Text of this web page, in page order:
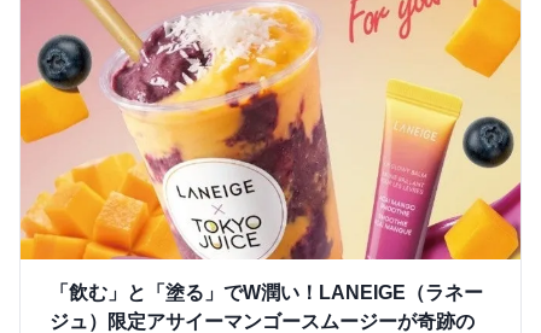
「飲む」と「塗る」でW潤い！LANEIGE（ラネー
ジュ）限定アサイーマンゴースムージーが奇跡の